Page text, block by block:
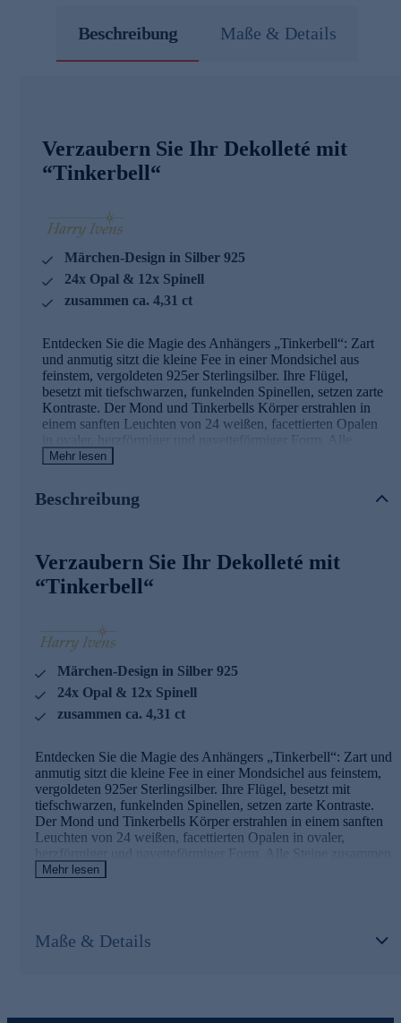
Beschreibung Maße & Details
Verzaubern Sie Ihr Dekolleté mit
“Tinkerbell“
Märchen-Design in Silber 925
24x Opal & 12x Spinell
zusammen ca. 4,31 ct
Entdecken Sie die Magie des Anhängers „Tinkerbell“: Zart
und anmutig sitzt die kleine Fee in einer Mondsichel aus
feinstem, vergoldeten 925er Sterlingsilber. Ihre Flügel,
besetzt mit tiefschwarzen, funkelnden Spinellen, setzen zarte
Kontraste. Der Mond und Tinkerbells Körper erstrahlen in
einem sanften Leuchten von 24 weißen, facettierten Opalen
in ovaler, herzförmiger und navetteförmiger Form. Alle
Steine zusammen bringen mit ca. 4,31 ct pure Eleganz zum
einen Hauch von Märchenhaftigkeit.
enthalten. Eine passende Halskette zu diesem Anhänger
finden Sie im Kettensortiment von HSE.
Was die Qualität unserer Schmuckstücke angeht, gehen wir
keine Kompromisse ein. Aus diesem Grund werden unsere
Schmuckwaren von unserer Qualitätssicherung und seitens
des Lieferanten strengsten Prüfprozessen unterzogen. Unter
anderem beinhalten unsere Prüfprozesse Prüfungen auf
Konformität mit den Bestimmungen der Schweizer
Nutzen Sie die Gelegenheit und bestellen Sie schnell
online.
Mehr lesen
Beschreibung
Verzaubern Sie Ihr Dekolleté mit
“Tinkerbell“
Märchen-Design in Silber 925
24x Opal & 12x Spinell
zusammen ca. 4,31 ct
Entdecken Sie die Magie des Anhängers „Tinkerbell“: Zart und
anmutig sitzt die kleine Fee in einer Mondsichel aus feinstem,
vergoldeten 925er Sterlingsilber. Ihre Flügel, besetzt mit
tiefschwarzen, funkelnden Spinellen, setzen zarte Kontraste.
Der Mond und Tinkerbells Körper erstrahlen in einem sanften
Leuchten von 24 weißen, facettierten Opalen in ovaler,
herzförmiger und navetteförmiger Form. Alle Steine zusammen
bringen mit ca. 4,31 ct pure Eleganz zum Ausdruck. Lassen Sie
Hinweis: Die abgebildete Kette ist nicht im Lieferumfang
enthalten. Eine passende Halskette zu diesem Anhänger finden
Mehr lesen
Maße & Details